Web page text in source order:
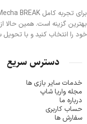
برای تجربه کامل Mecha BREAK و داشتن دست بالا در نبردها، خرید
خود را انتخاب کنید و با
دسترس سریع
خدمات سایر بازی ها
مجله واریا شاپ
درباره ما
حساب کاربری
سفارش ها